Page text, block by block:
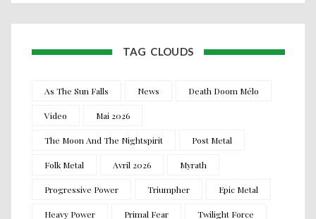
TAG CLOUDS
As The Sun Falls News Death Doom Mélo
Video Mai 2026
The Moon And The Nightspirit Post Metal
Folk Metal Avril 2026 Myrath
Progressive Power Triumpher Epic Metal
Heavy Power Primal Fear Twilight Force